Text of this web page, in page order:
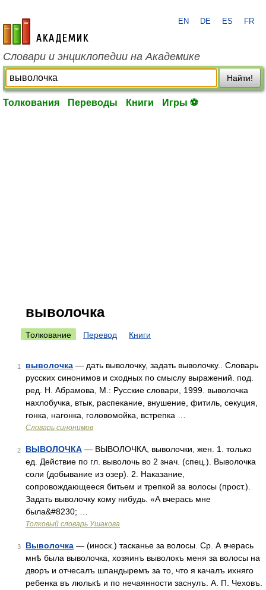
academic.ru
EN DE ES FR
Словари и энциклопедии на Академике
Найти!
Толкования Переводы Книги Игры ⚽
выволочка
Толкование Перевод Книги
1 выволочка — дать выволочку, задать выволочку.. Словарь
русских синонимов и сходных по смыслу выражений. под.
ред. Н. Абрамова, М.: Русские словари, 1999. выволочка
нахлобучка, втык, распекание, внушение, фитиль, секуция,
гонка, нагонка, головомойка, встрепка …
Словарь синонимов
2 ВЫВОЛОЧКА — ВЫВОЛОЧКА, выволочки, жен. 1. только
ед. Действие по гл. выволочь во 2 знач. (спец.). Выволочка
соли (добывание из озер). 2. Наказание,
сопровождающееся битьем и трепкой за волосы (прост.).
Задать выволочку кому нибудь. «А вчерась мне
была&#8230; …
Толковый словарь Ушакова
3 Выволочка — (иноск.) тасканье за волосы. Ср. А вчерась
мнѣ была выволочка, хозяинъ выволокъ меня за волосы на
дворъ и отчесалъ шпандыремъ за то, что я качалъ ихняго
ребенка въ люлькѣ и по нечаянности заснулъ. А. П. Чеховъ.